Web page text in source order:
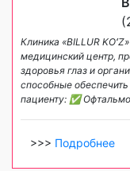
Клиника «BILLUR
медицинский центр,
здоровья глаз и
способные
пациенту: ✅
>>> Подробнее